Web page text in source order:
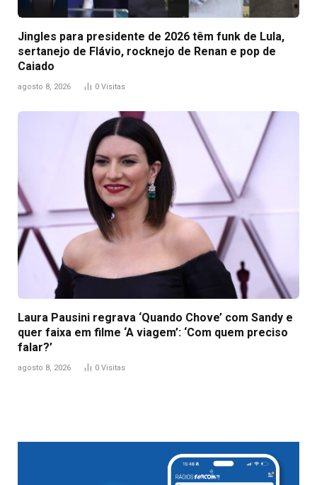
Jingles para presidente de 2026 têm funk de Lula,
sertanejo de Flávio, rocknejo de Renan e pop de
Caiado
agosto 8, 2026 0 Visitas
Laura Pausini regrava ‘Quando Chove’ com Sandy e
quer faixa em filme ‘A viagem’: ‘Com quem preciso
falar?’
agosto 8, 2026 0 Visitas